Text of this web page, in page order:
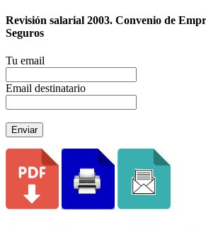
Revisión salarial 2003. Convenio de
Seguros
Tu email
Email destinatario
Enviar